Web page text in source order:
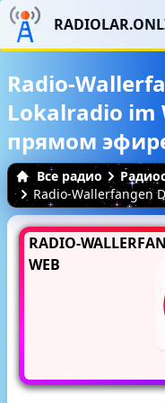
Radio-
Lokalradio im
прямом
Все радио
Radio-Wallerfangen
RADIO-
WEB